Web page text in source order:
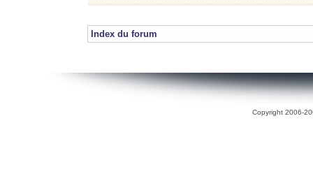
Index du forum
Copyright 2006-